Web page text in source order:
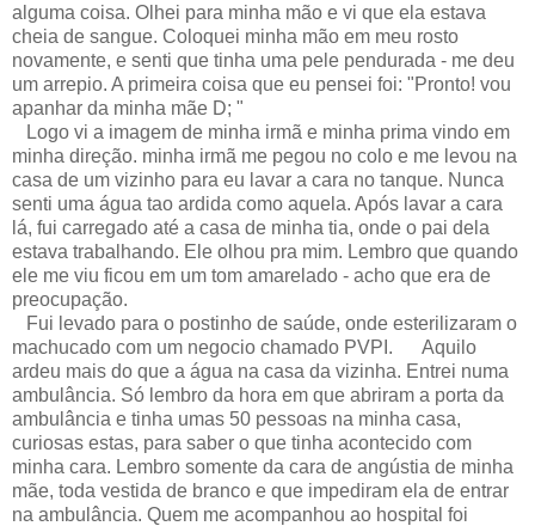
alguma coisa. Olhei para minha mão e vi que ela estava
cheia de sangue. Coloquei minha mão em meu rosto
novamente, e senti que tinha uma pele pendurada - me deu
um arrepio. A primeira coisa que eu pensei foi: "Pronto! vou
apanhar da minha mãe D; "
Logo vi a imagem de minha irmã e minha prima vindo em
minha direção. minha irmã me pegou no colo e me levou na
casa de um vizinho para eu lavar a cara no tanque. Nunca
senti uma água tao ardida como aquela. Após lavar a cara
lá, fui carregado até a casa de minha tia, onde o pai dela
estava trabalhando. Ele olhou pra mim. Lembro que quando
ele me viu ficou em um tom amarelado - acho que era de
preocupação.
Fui levado para o postinho de saúde, onde esterilizaram o
machucado com um negocio chamado PVPI. Aquilo
ardeu mais do que a água na casa da vizinha. Entrei numa
ambulância. Só lembro da hora em que abriram a porta da
ambulância e tinha umas 50 pessoas na minha casa,
curiosas estas, para saber o que tinha acontecido com
minha cara. Lembro somente da cara de angústia de minha
mãe, toda vestida de branco e que impediram ela de entrar
na ambulância. Quem me acompanhou ao hospital foi